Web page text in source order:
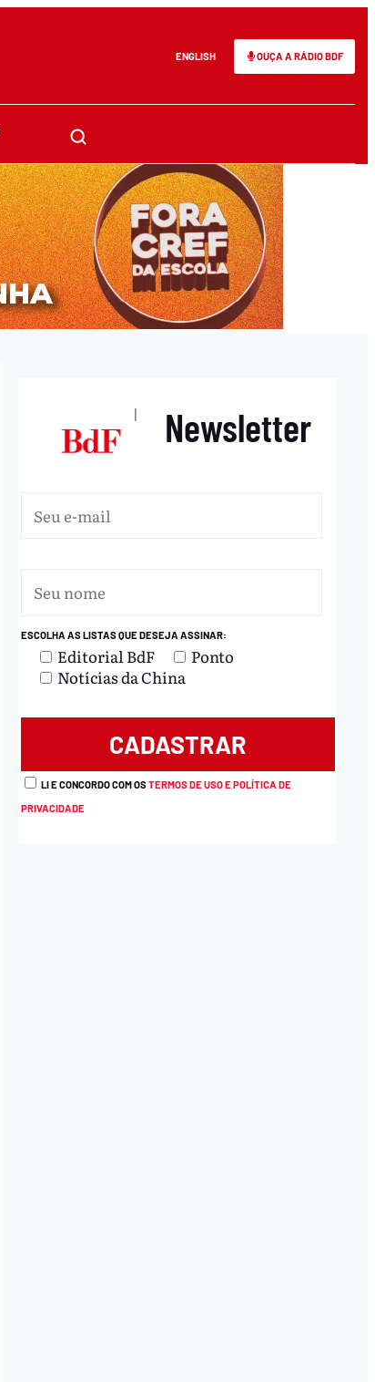
ENGLISH OUÇA A RÁDIO BDF
| Newsletter
ESCOLHA AS LISTAS QUE DESEJA ASSINAR:
Editorial BdF
Ponto
Notícias da China
LI E CONCORDO COM OSTERMOS DE USO E POLÍTICA DE
PRIVACIDADE